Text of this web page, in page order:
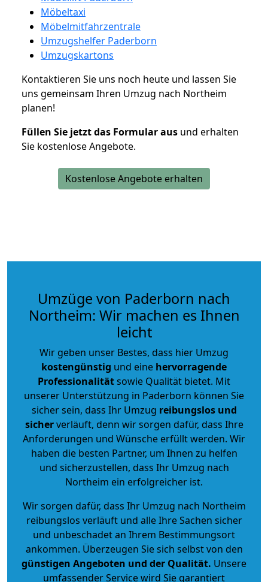
Möbeltaxi
Möbelmitfahrzentrale
Umzugshelfer Paderborn
Umzugskartons
Kontaktieren Sie uns noch heute und lassen Sie
uns gemeinsam Ihren Umzug nach Northeim
planen!
Füllen Sie jetzt das Formular aus und erhalten
Sie kostenlose Angebote.
Kostenlose Angebote erhalten
Umzüge von Paderborn nach
Northeim: Wir machen es Ihnen
leicht
Wir geben unser Bestes, dass hier Umzug
kostengünstig und eine hervorragende
Professionalitätsowie Qualität bietet. Mit
unserer Unterstützung in Paderborn können Sie
sicher sein, dass Ihr Umzug reibungslos und
sicherverläuft, denn wir sorgen dafür, dass Ihre
Anforderungen und Wünsche erfüllt werden. Wir
haben die besten Partner, um Ihnen zu helfen
und sicherzustellen, dass Ihr Umzug nach
Northeim ein erfolgreicher ist.
Wir sorgen dafür, dass Ihr Umzug nach Northeim
reibungslos verläuft und alle Ihre Sachen sicher
und unbeschadet an Ihrem Bestimmungsort
ankommen. Überzeugen Sie sich selbst von den
günstigen Angeboten und der Qualität. Unsere
umfassender Service wird Sie garantiert